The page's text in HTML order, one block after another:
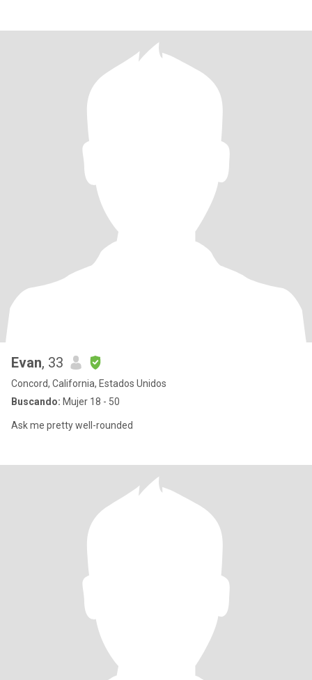
Evan, 33
Concord, California, Estados Unidos
Buscando: Mujer 18 - 50
Ask me pretty well-rounded